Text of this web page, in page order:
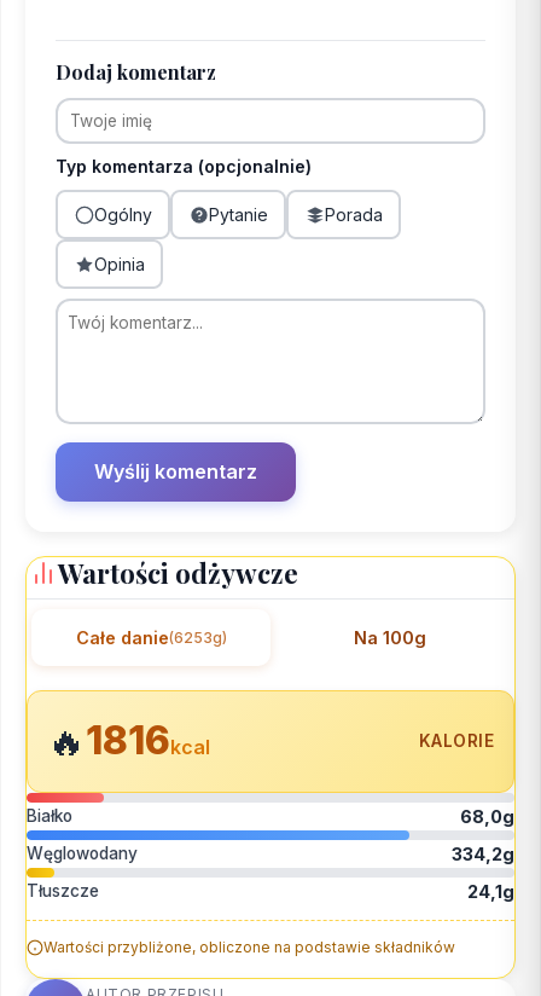
Dodaj komentarz
Typ komentarza (opcjonalnie)
Ogólny Pytanie Porada
Opinia
Wartości odżywcze
Całe danie(6253g) Na 100g
🔥1816kcal KALORIE
Białko 68,0g
Węglowodany 334,2g
Tłuszcze 24,1g
Wartości przybliżone, obliczone na podstawie składników